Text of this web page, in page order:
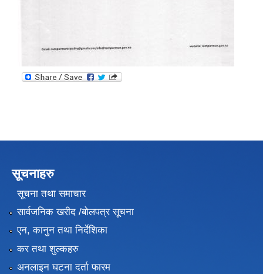
सूचनाहरु
सूचना तथा समाचार
सार्वजनिक खरीद /बोलपत्र सूचना
एन, कानुन तथा निर्देशिका
कर तथा शुल्कहरु
अनलाइन घटना दर्ता फारम